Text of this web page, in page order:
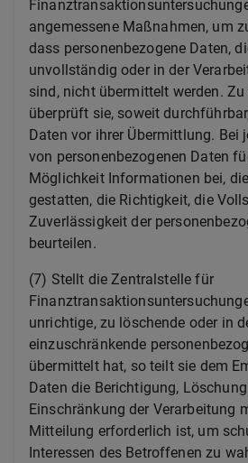
angemessene Maßnahmen, um
dass personenbezogene Daten,
unvollständig oder in der
sind, nicht übermittelt werden.
überprüft sie, soweit
Daten vor ihrer Übermittlung. Bei
von personenbezogenen Daten
Möglichkeit Informationen bei,
gestatten, die Richtigkeit, die
Zuverlässigkeit der
beurteilen.
(7) Stellt die Zentralstelle für
unrichtige, zu löschende oder in
einzuschränkende
übermittelt hat, so teilt sie dem
Daten die Berichtigung,
Einschränkung der Verarbeitung
Mitteilung erforderlich ist, um
Interessen des Betroffenen zu